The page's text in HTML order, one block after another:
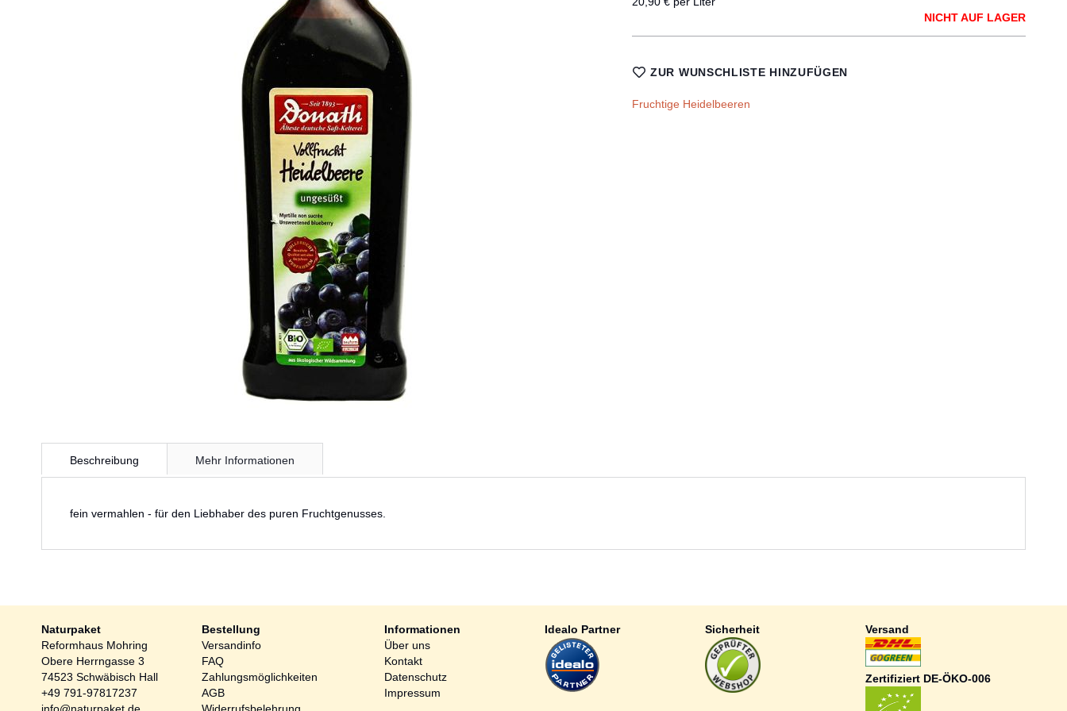
NICHT AUF LAGER
ZUR WUNSCHLISTE HINZUFÜGEN
Fruchtige Heidelbeeren
Anfang
Bildergalerie
Beschreibung
fein vermahlen - für den Liebhaber des puren Fruchtgenusses.
Mehr Informationen
Naturpaket
Reformhaus Mohring
Obere Herrngasse 3
74523 Schwäbisch Hall
+49 791-97817237
Bestellung
Versandinfo
FAQ
Zahlungsmöglichkeiten
AGB
Informationen
Über uns
Kontakt
Datenschutz
Impressum
Idealo Partner Sicherheit Versand
Zertifiziert DE-ÖKO-006